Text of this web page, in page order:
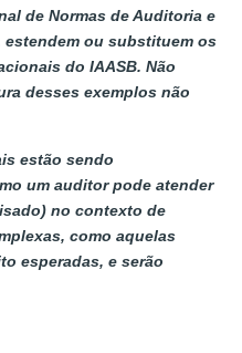
de Normas de Auditoria e
estendem ou substituem os
do IAASB. Não
desses exemplos não
estão sendo
um auditor pode atender
no contexto de
como aquelas
esperadas, e serão